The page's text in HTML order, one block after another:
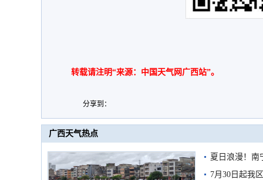
转载请注明“来源：中国天气网广西站”。
分享到：
广西天气热点
夏日浪漫！南
7月30日起我